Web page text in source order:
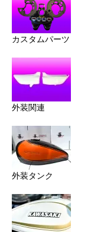
カスタムパーツ
外装関連
外装タンク